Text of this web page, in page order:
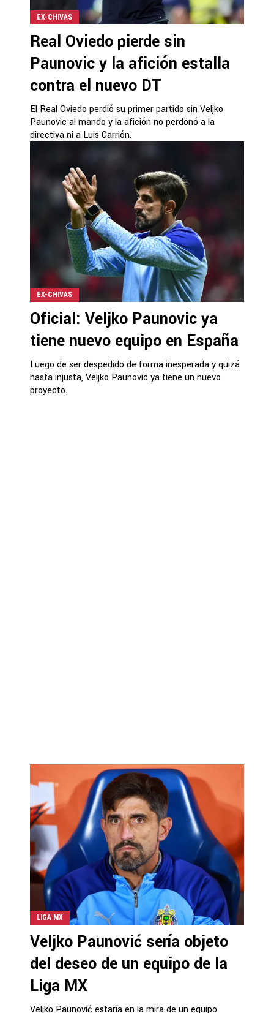
EX-CHIVAS
Real Oviedo pierde sin
Paunovic y la afición estalla
contra el nuevo DT
El Real Oviedo perdió su primer partido sin Veljko
Paunovic al mando y la afición no perdonó a la
directiva ni a Luis Carrión.
EX-CHIVAS
Oficial: Veljko Paunovic ya
tiene nuevo equipo en España
Luego de ser despedido de forma inesperada y quizá
hasta injusta, Veljko Paunovic ya tiene un nuevo
proyecto.
LIGA MX
Veljko Paunović sería objeto
del deseo de un equipo de la
Liga MX
Veljko Paunović estaría en la mira de un equipo